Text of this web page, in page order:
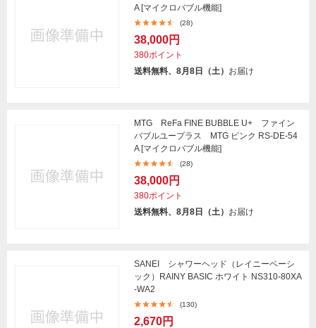
A [マイクロバブル機能]
(28)
38,000円
380ポイント
送料無料、8月8日（土） お届け
MTG ReFa FINE BUBBLE U+ ファイン
バブルユープラス MTG ピンク RS-DE-54
A [マイクロバブル機能]
(28)
38,000円
380ポイント
送料無料、8月8日（土） お届け
SANEI シャワーヘッド（レイニーベーシ
ック）RAINY BASIC ホワイト NS310-80XA
-WA2
(130)
2,670円